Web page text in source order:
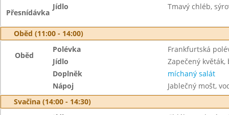
Přesnídávka
Jídlo Tmavý chléb,
Oběd (11:00 - 14:00)
Oběd
Polévka
Frankfurtská
Jídlo
Zapečený
Doplněk
míchaný salát
Nápoj
Jablečný mošt,
Svačina (14:00 - 14:30)